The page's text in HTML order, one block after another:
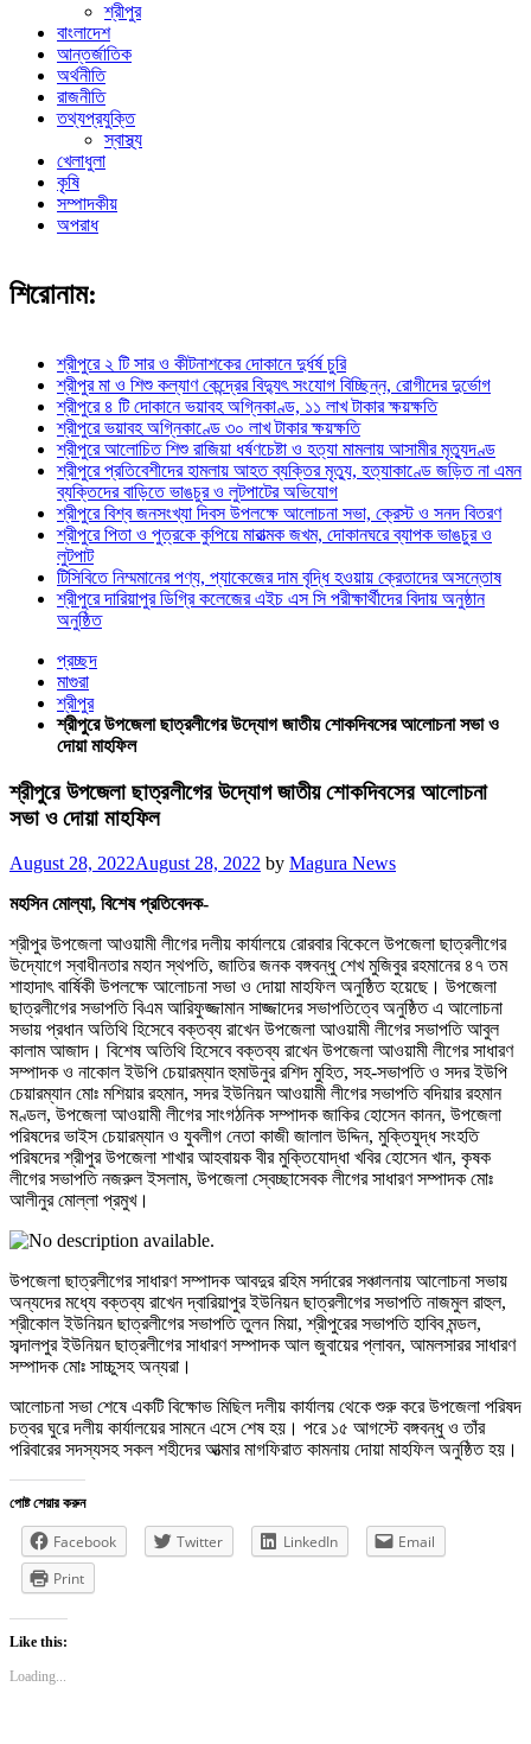
শ্রীপুর
বাংলাদেশ
আন্তর্জাতিক
অর্থনীতি
রাজনীতি
তথ্যপ্রযুক্তি
স্বাস্থ্য
খেলাধুলা
কৃষি
সম্পাদকীয়
অপরাধ
শিরোনাম:
শ্রীপুরে ২ টি সার ও কীটনাশকের দোকানে দুর্ধর্ষ চুরি
শ্রীপুর মা ও শিশু কল্যাণ কেন্দ্রের বিদ্যুৎ সংযোগ বিচ্ছিন্ন, রোগীদের দুর্ভোগ
শ্রীপুরে ৪ টি দোকানে ভয়াবহ অগ্নিকাণ্ড, ১১ লাখ টাকার ক্ষয়ক্ষতি
শ্রীপুরে ভয়াবহ অগ্নিকাণ্ডে ৩০ লাখ টাকার ক্ষয়ক্ষতি
শ্রীপুরে আলোচিত শিশু রাজিয়া ধর্ষণচেষ্টা ও হত্যা মামলায় আসামীর মৃত্যুদণ্ড
শ্রীপুরে প্রতিবেশীদের হামলায় আহত ব্যক্তির মৃত্যু, হত্যাকাণ্ডে জড়িত না এমন
ব্যক্তিদের বাড়িতে ভাঙচুর ও লুটপাটের অভিযোগ
শ্রীপুরে বিশ্ব জনসংখ্যা দিবস উপলক্ষে আলোচনা সভা, ক্রেস্ট ও সনদ বিতরণ
শ্রীপুরে পিতা ও পুত্রকে কুপিয়ে মারাত্মক জখম, দোকানঘরে ব্যাপক ভাঙচুর ও
লুটপাট
টিসিবিতে নিম্মমানের পণ্য, প্যাকেজের দাম বৃদ্ধি হওয়ায় ক্রেতাদের অসন্তোষ
শ্রীপুরে দারিয়াপুর ডিগ্রি কলেজের এইচ এস সি পরীক্ষার্থীদের বিদায় অনুষ্ঠান
অনুষ্ঠিত
প্রচ্ছদ
মাগুরা
শ্রীপুর
শ্রীপুরে উপজেলা ছাত্রলীগের উদ্যোগ জাতীয় শোকদিবসের আলোচনা সভা ও
দোয়া মাহফিল
শ্রীপুরে উপজেলা ছাত্রলীগের উদ্যোগ জাতীয় শোকদিবসের আলোচনা
সভা ও দোয়া মাহফিল
Posted
August 28, 2022August 28, 2022 by Magura News
মহসিন মোল্যা, বিশেষ প্রতিবেদক-
শ্রীপুর উপজেলা আওয়ামী লীগের দলীয় কার্যালয়ে রোরবার বিকেলে উপজেলা ছাত্রলীগের
উদ্যোগে স্বাধীনতার মহান স্থপতি, জাতির জনক বঙ্গবন্ধু শেখ মুজিবুর রহমানের ৪৭ তম
শাহাদাৎ বার্ষিকী উপলক্ষে আলোচনা সভা ও দোয়া মাহফিল অনুষ্ঠিত হয়েছে। উপজেলা
ছাত্রলীগের সভাপতি বিএম আরিফুজ্জামান সাজ্জাদের সভাপতিত্বে অনুষ্ঠিত এ আলোচনা
সভায় প্রধান অতিথি হিসেবে বক্তব্য রাখেন উপজেলা আওয়ামী লীগের সভাপতি আবুল
কালাম আজাদ। বিশেষ অতিথি হিসেবে বক্তব্য রাখেন উপজেলা আওয়ামী লীগের সাধারণ
সম্পাদক ও নাকোল ইউপি চেয়ারম্যান হুমাউনুর রশিদ মুহিত, সহ-সভাপতি ও সদর ইউপি
চেয়ারম্যান মোঃ মশিয়ার রহমান, সদর ইউনিয়ন আওয়ামী লীগের সভাপতি বদিয়ার রহমান
মণ্ডল, উপজেলা আওয়ামী লীগের সাংগঠনিক সম্পাদক জাকির হোসেন কানন, উপজেলা
পরিষদের ভাইস চেয়ারম্যান ও যুবলীগ নেতা কাজী জালাল উদ্দিন, মুক্তিযুদ্ধ সংহতি
পরিষদের শ্রীপুর উপজেলা শাখার আহবায়ক বীর মুক্তিযোদ্ধা খবির হোসেন খান, কৃষক
লীগের সভাপতি নজরুল ইসলাম, উপজেলা স্বেচ্ছাসেবক লীগের সাধারণ সম্পাদক মোঃ
আলীনুর মোল্লা প্রমুখ।
উপজেলা ছাত্রলীগের সাধারণ সম্পাদক আবদুর রহিম সর্দারের সঞ্চালনায় আলোচনা সভায়
অন্যদের মধ্যে বক্তব্য রাখেন দ্বারিয়াপুর ইউনিয়ন ছাত্রলীগের সভাপতি নাজমুল রাহুল,
শ্রীকোল ইউনিয়ন ছাত্রলীগের সভাপতি তুলন মিয়া, শ্রীপুরের সভাপতি হাবিব মন্ডল,
সব্দালপুর ইউনিয়ন ছাত্রলীগের সাধারণ সম্পাদক আল জুবায়ের প্লাবন, আমলসারর সাধারণ
সম্পাদক মোঃ সাচ্চুসহ অন্যরা।
আলোচনা সভা শেষে একটি বিক্ষোভ মিছিল দলীয় কার্যালয় থেকে শুরু করে উপজেলা পরিষদ
চত্বর ঘুরে দলীয় কার্যালয়ের সামনে এসে শেষ হয়। পরে ১৫ আগস্টে বঙ্গবন্ধু ও তাঁর
পরিবারের সদস্যসহ সকল শহীদের আত্মার মাগফিরাত কামনায় দোয়া মাহফিল অনুষ্ঠিত হয়।
পোষ্ট শেয়ার করুন
Facebook Twitter LinkedIn
Email
Print
Like this:
Loading...